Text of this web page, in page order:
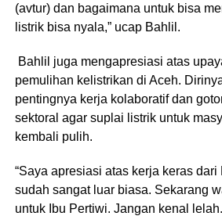
(avtur) dan bagaimana untuk bisa
listrik bisa nyala,” ucap Bahlil.
Bahlil juga mengapresiasi atas
pemulihan kelistrikan di Aceh.
pentingnya kerja kolaboratif dan
sektoral agar suplai listrik untuk
kembali pulih.
“Saya apresiasi atas kerja keras dari
sudah sangat luar biasa. Sekarang
untuk Ibu Pertiwi. Jangan kenal